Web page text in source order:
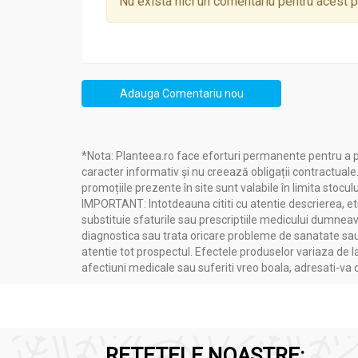
externe
Fondată în 2002 de tineri pasionați,
Adauga Comentariu nou
*Nota: Planteea.ro face eforturi permanente pentru a
caracter informativ și nu creează obligații
promoțiile prezente în site sunt valabile în limita
IMPORTANT: Intotdeauna cititi cu atentie
substituie sfaturile sau prescriptiile medicului
diagnostica sau trata oricare probleme de sanatate
atentie tot prospectul. Efectele produselor variaza de
afectiuni medicale sau suferiti vreo boala, adresati-va